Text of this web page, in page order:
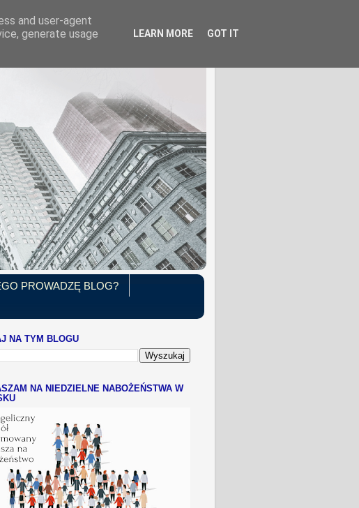
PROWADZĘ BLOG?
NA TYM BLOGU
NA NIEDZIELNE NABOŻEŃSTWA W
and user-agent
generate usage
LEARN MORE GOT IT